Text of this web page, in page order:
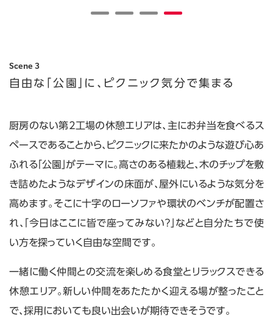
Scene 3
自由な「公園」に、 ピクニック気分で集まる
厨房のない第2工場の休憩エリアは、主にお弁当を食べるス
ペースであることから、ピクニックに来たかのような遊び心あ
ふれる「公園」がテーマに。高さのある植栽と、木のチップを敷
き詰めたようなデザインの床面が、屋外にいるような気分を
高めます。そこに十字のローソファや環状のベンチが配置さ
れ、「今日はここに皆で座ってみない？」などと自分たちで使
い方を探っていく自由な空間です。
一緒に働く仲間との交流を楽しめる食堂とリラックスできる
休憩エリア。新しい仲間をあたたかく迎える場が整ったこと
で、採用においても良い出会いが期待できそうです。